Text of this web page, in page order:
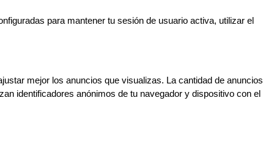
para mantener tu sesión de usuario activa, utilizar el
mejor los anuncios que visualizas. La cantidad de anuncios
identificadores anónimos de tu navegador y dispositivo con el